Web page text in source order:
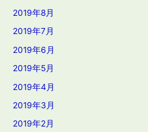
2019年8月
2019年7月
2019年6月
2019年5月
2019年4月
2019年3月
2019年2月